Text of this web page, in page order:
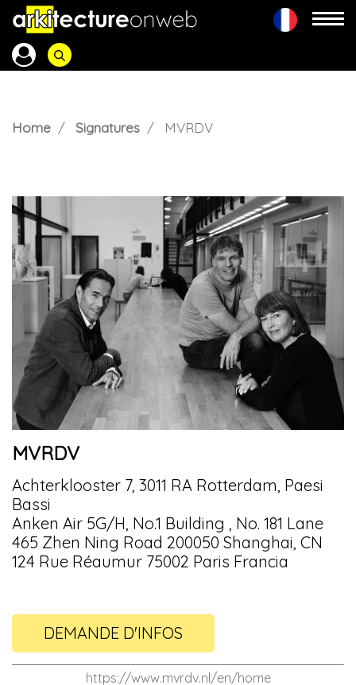
Home Signatures MVRDV
MVRDV
Achterklooster 7, 3011 RA Rotterdam, Paesi
Bassi
Anken Air 5G/H, No.1 Building , No. 181 Lane
465 Zhen Ning Road 200050 Shanghai, CN
124 Rue Réaumur 75002 Paris Francia
DEMANDE D'INFOS
https://www.mvrdv.nl/en/home